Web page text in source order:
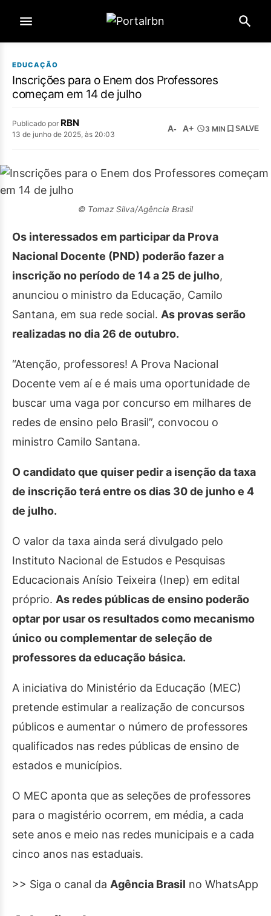
EDUCAÇÃO
Inscrições para o Enem dos Professores
começam em 14 de julho
Publicado por RBN
13 de junho de 2025, às 20:03
A- A+ 3 MIN SALVE
© Tomaz Silva/Agência Brasil
Os interessados em participar da Prova
Nacional Docente (PND) poderão fazer a
inscrição no período de 14 a 25 de julho,
anunciou o ministro da Educação, Camilo
Santana, em sua rede social. As provas serão
realizadas no dia 26 de outubro.
“Atenção, professores! A Prova Nacional
Docente vem aí e é mais uma oportunidade de
buscar uma vaga por concurso em milhares de
redes de ensino pelo Brasil”, convocou o
ministro Camilo Santana.
O candidato que quiser pedir a isenção da taxa
de inscrição terá entre os dias 30 de junho e 4
de julho.
O valor da taxa ainda será divulgado pelo
Instituto Nacional de Estudos e Pesquisas
Educacionais Anísio Teixeira (Inep) em edital
próprio. As redes públicas de ensino poderão
optar por usar os resultados como mecanismo
único ou complementar de seleção de
professores da educação básica.
A iniciativa do Ministério da Educação (MEC)
pretende estimular a realização de concursos
públicos e aumentar o número de professores
qualificados nas redes públicas de ensino de
estados e municípios.
O MEC aponta que as seleções de professores
para o magistério ocorrem, em média, a cada
sete anos e meio nas redes municipais e a cada
cinco anos nas estaduais.
>> Siga o canal da Agência Brasil no WhatsApp